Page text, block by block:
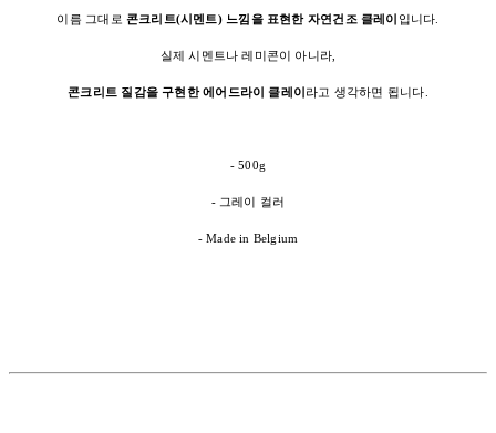
이름 그대로 콘크리트(시멘트) 느낌을 표현한 자연건조 클레이 입니다.
실제 시멘트나 레미콘이 아니라,
콘크리트 질감을 구현한 에어드라이 클레이라고 생각하면 됩니다.
- 500g
- 그레이 컬러
- Made in Belgium